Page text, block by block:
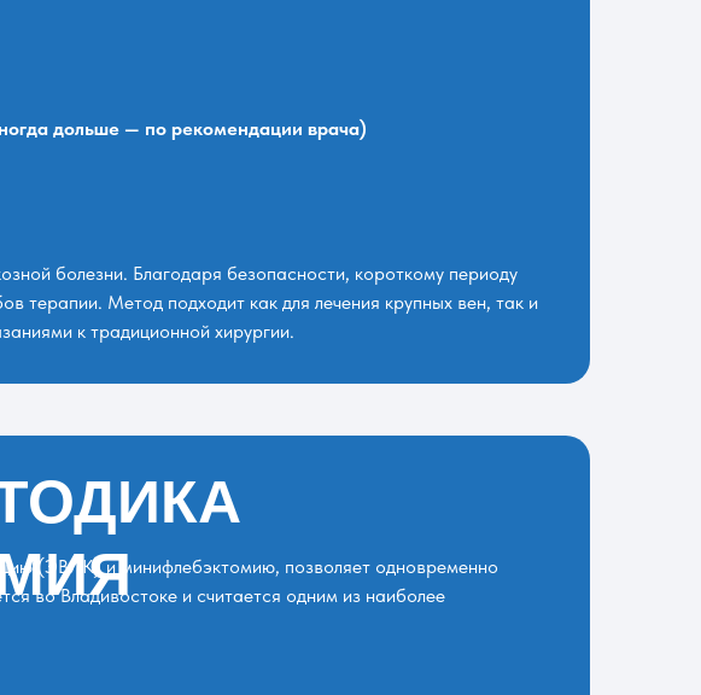
дольше — по рекомендации врача)
болезни. Благодаря безопасности, короткому периоду
терапии. Метод подходит как для лечения крупных вен, так и
к традиционной хирургии.
(ЭВЛК) и минифлебэктомию, позволяет одновременно
во Владивостоке и считается одним из наиболее